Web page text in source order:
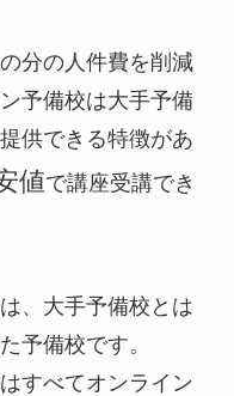
分の人件費を削減
予備校は大手予備
供できる特徴があ
値で講座受講でき
、大手予備校とは
予備校です。
すべてオンライン